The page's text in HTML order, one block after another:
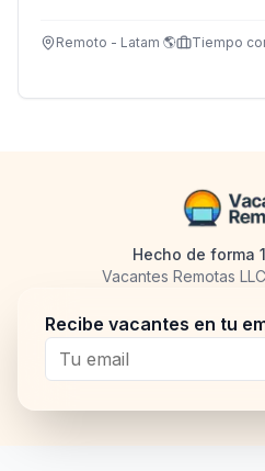
Remoto - Latam 🌎
Tiempo
Hecho de forma
Vacantes Remotas
Recibe vacantes en tu